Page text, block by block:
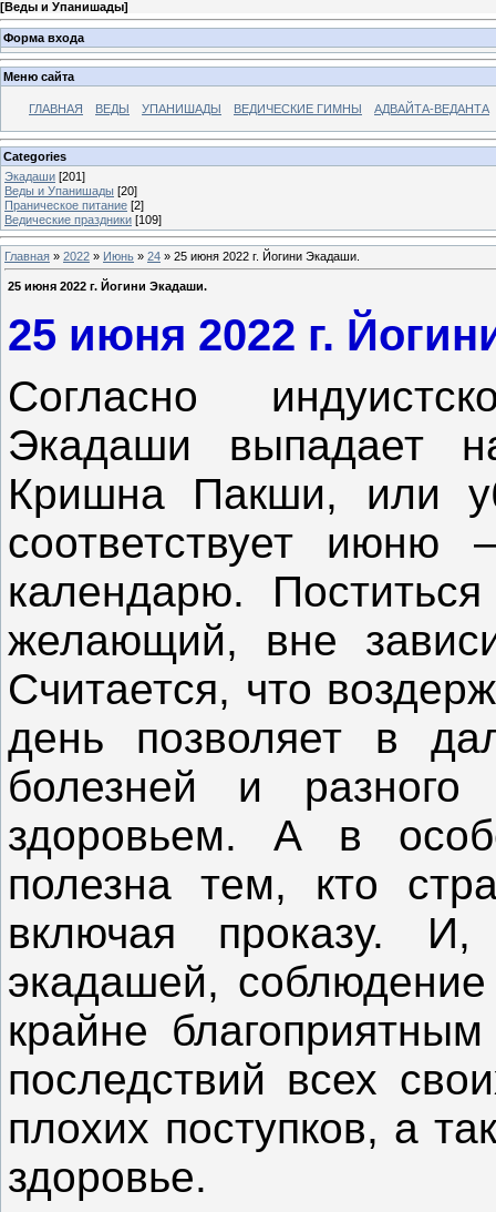
[Веды и Упанишады]
Форма входа
Меню сайта
ГЛАВНАЯ ВЕДЫ УПАНИШАДЫ ВЕДИЧЕСКИЕ ГИМНЫ АДВАЙТА-ВЕДАНТА
Categories
Экадаши [201]
Веды и Упанишады [20]
Праническое питание [2]
Ведические праздники [109]
Главная » 2022 » Июнь » 24 » 25 июня 2022 г. Йогини Экадаши.
25 июня 2022 г. Йогини Экадаши.
25 июня 2022 г.
Согласно
Экадаши выпадает
Кришна Пакши, или
соответствует июню
календарю.
желающий, вне
Считается, что
день позволяет в
болезней и
здоровьем. А в
полезна тем, кто
включая проказу.
экадашей, соблюдение
крайне
последствий всех
плохих поступков, а
здоровье.